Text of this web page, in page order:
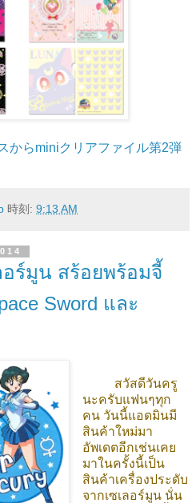
からminiクリアファイル第2弾
時刻: 9:13 AM
ร์มูน สร้อยพร้อมจี้
Sword และ
สวัสดีวันครู
นะครับแฟนๆทุก
คน วันนี้แอดมินมี
สินค้าใหม่มา
อัพเดตอีกเช่นเคย
มาในครั้งนี้เป็น
สินค้าเครื่องประดับ
จากเซเลอร์มูน นั่น